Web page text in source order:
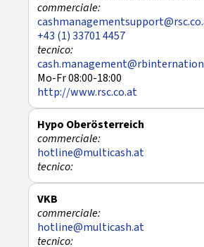
+43 (1) 33701 4457
Mo-Fr 08:00-18:00
http://www.rsc.co.at
Hypo Oberösterreich
hotline@multicash.at
VKB
hotline@multicash.at